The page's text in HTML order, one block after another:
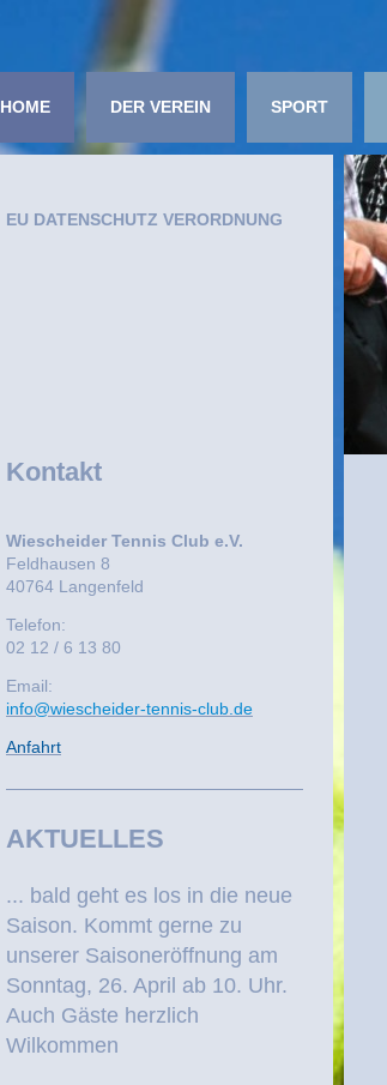
HOME DER VEREIN SPORT
EU DATENSCHUTZ VERORDNUNG
Kontakt
Wiescheider Tennis Club e.V.
Feldhausen 8
40764 Langenfeld
Telefon:
02 12 / 6 13 80
Email:
info@wiescheider-tennis-club.de
Anfahrt
AKTUELLES
... bald geht es los in die neue
Saison. Kommt gerne zu
unserer Saisoneröffnung am
Sonntag, 26. April ab 10. Uhr.
Auch Gäste herzlich
Wilkommen